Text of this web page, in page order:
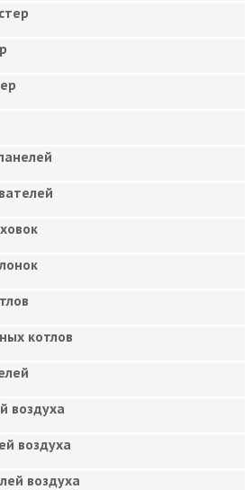
котлов
воздуха
воздуха
воздуха